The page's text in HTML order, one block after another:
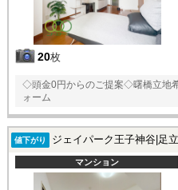
20枚
◇頭金0円からのご提案◇曙橋立地
ォーム
値下がり ジェイパーク王子神谷|足
マンション